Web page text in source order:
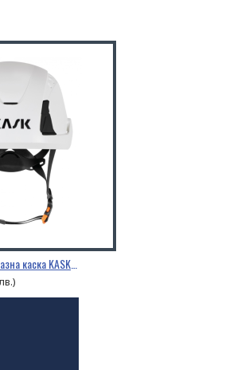
Вентилирана предпазна каска KASK PRIMERO AIR